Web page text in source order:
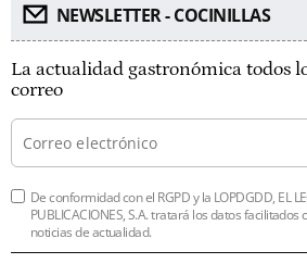
NEWSLETTER - COCINILLAS
La actualidad gastronómica todos
correo
De conformidad con el RGPD y la LOPDGDD, EL
PUBLICACIONES, S.A. tratará los datos
noticias de actualidad.